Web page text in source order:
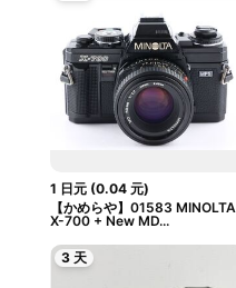
1 日元(0.04 元)
【かめらや】01583 MINOLTA
X-700 + New MD...
3 天